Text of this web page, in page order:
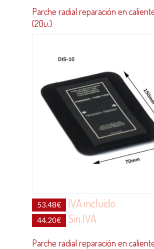
Parche radial reparación en
(20u.)
53.48€ IVA incluido
44.20€ Sin IVA
Parche radial reparación en